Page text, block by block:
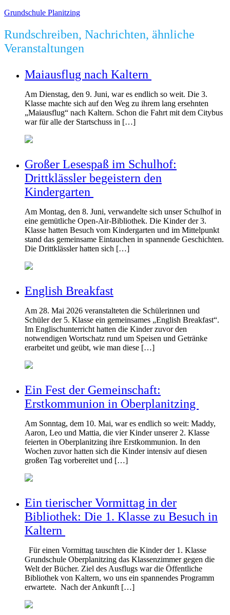
Grundschule Planitzing
Rundschreiben, Nachrichten, ähnliche
Veranstaltungen
Maiausflug nach Kaltern
Am Dienstag, den 9. Juni, war es endlich so weit. Die 3.
Klasse machte sich auf den Weg zu ihrem lang ersehnten
„Maiausflug“ nach Kaltern. Schon die Fahrt mit dem Citybus
war für alle der Startschuss in […]
Großer Lesespaß im Schulhof:
Drittklässler begeistern den
Kindergarten
Am Montag, den 8. Juni, verwandelte sich unser Schulhof in
eine gemütliche Open-Air-Bibliothek. Die Kinder der 3.
Klasse hatten Besuch vom Kindergarten und im Mittelpunkt
stand das gemeinsame Eintauchen in spannende Geschichten.
Die Drittklässler hatten sich […]
English Breakfast
Am 28. Mai 2026 veranstalteten die Schülerinnen und
Schüler der 5. Klasse ein gemeinsames „English Breakfast“.
Im Englischunterricht hatten die Kinder zuvor den
notwendigen Wortschatz rund um Speisen und Getränke
erarbeitet und geübt, wie man diese […]
Ein Fest der Gemeinschaft:
Erstkommunion in Oberplanitzing
Am Sonntag, dem 10. Mai, war es endlich so weit: Maddy,
Aaron, Leo und Mattia, die vier Kinder unserer 2. Klasse
feierten in Oberplanitzing ihre Erstkommunion. In den
Wochen zuvor hatten sich die Kinder intensiv auf diesen
großen Tag vorbereitet und […]
Ein tierischer Vormittag in der
Bibliothek: Die 1. Klasse zu Besuch in
Kaltern
Für einen Vormittag tauschten die Kinder der 1. Klasse
Grundschule Oberplanitzing das Klassenzimmer gegen die
Welt der Bücher. Ziel des Ausflugs war die Öffentliche
Bibliothek von Kaltern, wo uns ein spannendes Programm
erwartete. Nach der Ankunft […]